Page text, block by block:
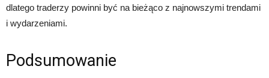
dlatego traderzy powinni być na bieżąco z najnowszymi trendami
i wydarzeniami.
Podsumowanie